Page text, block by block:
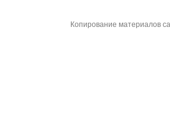
Копирование материалов